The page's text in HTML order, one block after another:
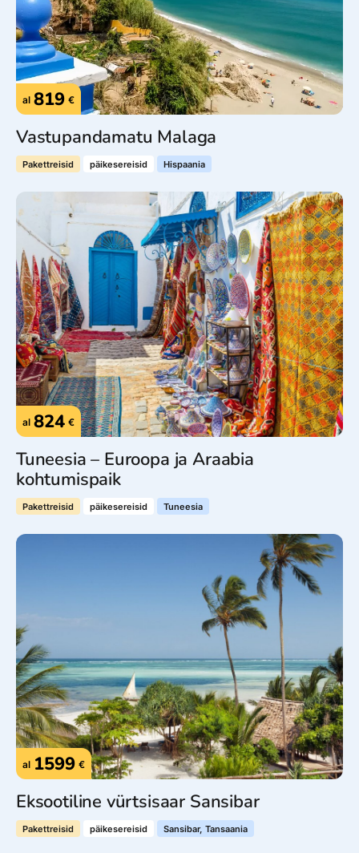
al 819 €
Vastupandamatu Malaga
Pakettreisid päikesereisid Hispaania
al 824 €
Tuneesia – Euroopa ja Araabia
kohtumispaik
Pakettreisid päikesereisid Tuneesia
al 1599 €
Eksootiline vürtsisaar Sansibar
Pakettreisid päikesereisid Sansibar, Tansaania